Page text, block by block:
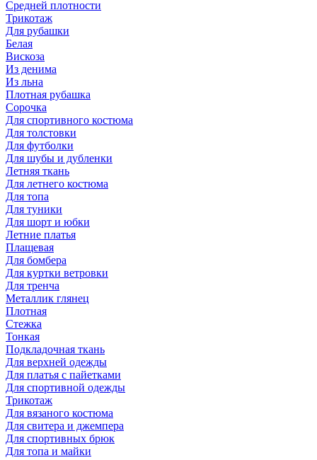
Средней плотности
Трикотаж
Для рубашки
Белая
Вискоза
Из денима
Из льна
Плотная рубашка
Сорочка
Для спортивного костюма
Для толстовки
Для футболки
Для шубы и дубленки
Летняя ткань
Для летнего костюма
Для топа
Для туники
Для шорт и юбки
Летние платья
Плащевая
Для бомбера
Для куртки ветровки
Для тренча
Металлик глянец
Плотная
Стежка
Тонкая
Подкладочная ткань
Для верхней одежды
Для платья с пайетками
Для спортивной одежды
Трикотаж
Для вязаного костюма
Для свитера и джемпера
Для спортивных брюк
Для топа и майки